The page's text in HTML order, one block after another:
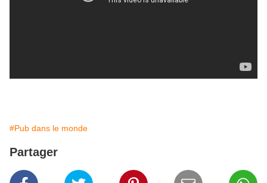
#Pub dans le monde
Partager